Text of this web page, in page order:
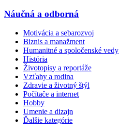
Náučná a odborná
Motivácia a sebarozvoj
Biznis a manažment
Humanitné a spoločenské vedy
História
Životopisy a reportáže
Vzťahy a rodina
Zdravie a životný štýl
Počítače a internet
Hobby
Umenie a dizajn
Ďalšie kategórie